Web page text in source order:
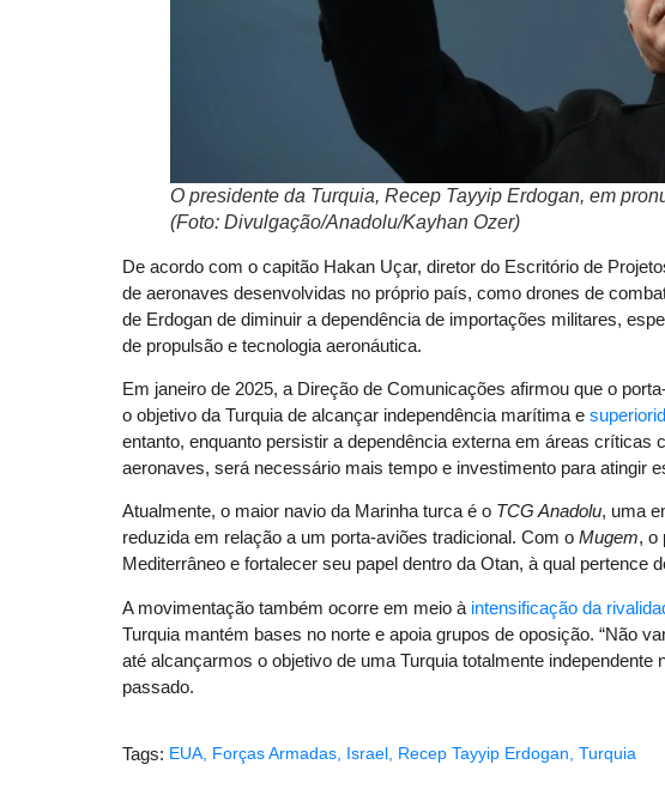
O presidente da Turquia, Recep Tayyip Erdogan, em
(Foto: Divulgação/Anadolu/Kayhan Ozer)
De acordo com o capitão Hakan Uçar, diretor do Escritório de
de aeronaves desenvolvidas no próprio país, como drones de
de Erdogan de diminuir a dependência de importações militares,
de propulsão e tecnologia aeronáutica.
Em janeiro de 2025, a Direção de Comunicações afirmou que o
o objetivo da Turquia de alcançar independência marítima e
entanto, enquanto persistir a dependência externa em áreas críticas
aeronaves, será necessário mais tempo e investimento para atingir
Atualmente, o maior navio da Marinha turca é o TCG Anadolu, uma
reduzida em relação a um porta-aviões tradicional. Com o Mugem, o
Mediterrâneo e fortalecer seu papel dentro da Otan, à qual pertence
A movimentação também ocorre em meio à intensificação da
Turquia mantém bases no norte e apoia grupos de oposição. “Não
até alcançarmos o objetivo de uma Turquia totalmente independente
passado.
Tags: EUA, Forças Armadas, Israel, Recep Tayyip Erdogan, Turquia